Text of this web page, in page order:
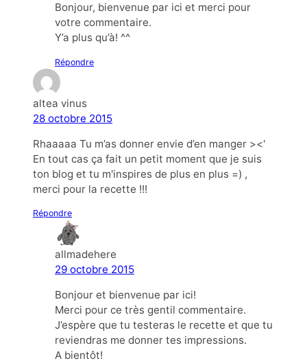
Bonjour, bienvenue par ici et merci pour
votre commentaire.
Y’a plus qu’à! ^^
Répondre
altea vinus
28 octobre 2015
Rhaaaaa Tu m’as donner envie d’en manger ><'
En tout cas ça fait un petit moment que je suis
ton blog et tu m'inspires de plus en plus =) ,
merci pour la recette !!!
Répondre
allmadehere
29 octobre 2015
Bonjour et bienvenue par ici!
Merci pour ce très gentil commentaire.
J’espère que tu testeras le recette et que tu
reviendras me donner tes impressions.
A bientôt!